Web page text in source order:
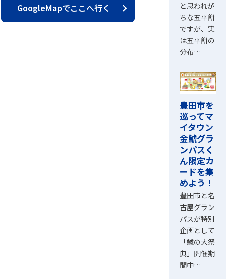
GoogleMapでここへ行く
と思われが
ちな五平餅
ですが、実
は五平餅の
分布…
豊田市を
巡ってマ
イタウン
金鯱グラ
ンパスく
ん限定カ
ードを集
めよう！
豊田市と名
古屋グラン
パスが特別
企画として
「鯱の大祭
典」開催期
間中…